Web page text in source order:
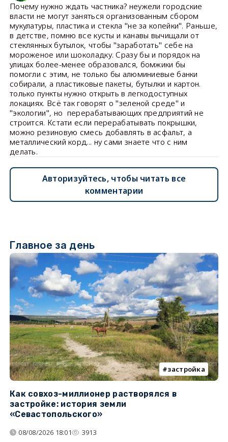
Почему нужно ждать частника? неужели городские
власти не могут заняться организованным сбором
мукулатуры, пластика и стекла "не за копейки". Раньше,
в детстве, помню все кусты и канавы вычищали от
стеклянных бутылок, чтобы "заработать" себе на
мороженое или шоколадку. Сразу бы и порядок на
улицах более-менее образовался, бомжики бы
помогли с этим, не только бы алюминиевые банки
собирали, а пластиковые пакеты, бутылки и картон.
только пункты нужно открыть в легкодоступных
локациях. Всё так говорят о "зеленой среде" и
"экологии", но перерабатывающих предприятий не
строится. Кстати если перерабатывать покрышки,
можно резиновую смесь добавлять в асфальт, а
металлический корд... ну сами знаете что с ним
делать.
Авторизуйтесь, чтобы читать все
комментарии
Главное за день
застройка
Как совхоз-миллионер растворялся в
застройке: история земли
«Севастопольского»
08/08/2026 18:01 3913